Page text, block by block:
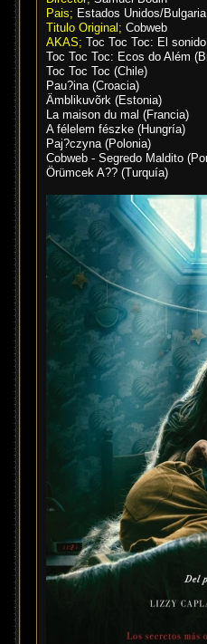
Pais; Estados Unidos/Bulgaria
Titulo Original; Cobweb
AKAS; Toc Toc Toc: El
Toc Toc Toc: Ecos do Além
Toc Toc Toc (Chile)
Pau?ina (Croacia)
Ämblikuvõrk (Estonia)
La maison du mal (Francia)
A félelem fészke (Hungría)
Paj?czyna (Polonia)
Cobweb - Segredo Maldito
Örümcek A?? (Turquía)